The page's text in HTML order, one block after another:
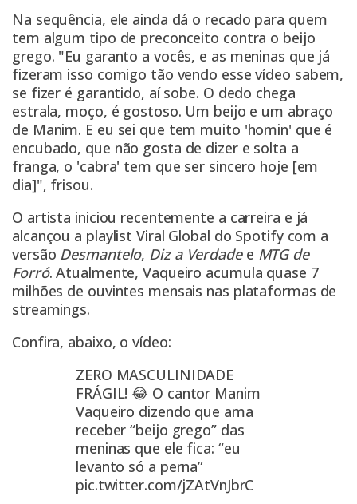
Na sequência, ele ainda dá o recado para quem
tem algum tipo de preconceito contra o beijo
grego. "Eu garanto a vocês, e as meninas que já
fizeram isso comigo tão vendo esse vídeo sabem,
se fizer é garantido, aí sobe. O dedo chega
estrala, moço, é gostoso. Um beijo e um abraço
de Manim. E eu sei que tem muito 'homin' que é
encubado, que não gosta de dizer e solta a
franga, o 'cabra' tem que ser sincero hoje [em
dia]", frisou.
O artista iniciou recentemente a carreira e já
alcançou a playlist Viral Global do Spotify com a
versão Desmantelo, Diz a Verdadee MTG de
Forró. Atualmente, Vaqueiro acumula quase 7
milhões de ouvintes mensais nas plataformas de
streamings.
Confira, abaixo, o vídeo:
ZERO MASCULINIDADE
FRÁGIL! 😂 O cantor Manim
Vaqueiro dizendo que ama
receber “beijo grego” das
meninas que ele fica: “eu
levanto só a perna”
pic.twitter.com/jZAtVnJbrC